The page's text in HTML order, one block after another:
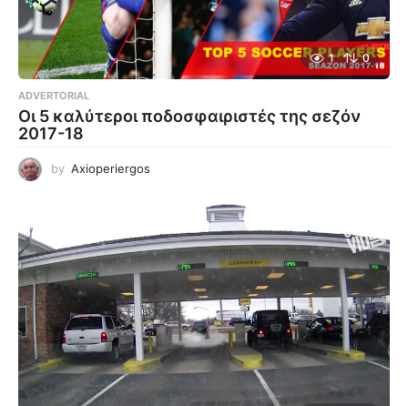
1 0
ADVERTORIAL
Οι 5 καλύτεροι ποδοσφαιριστές της σεζόν
2017-18
by Axioperiergos